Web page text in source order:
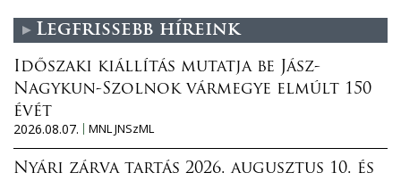
Legfrissebb híreink
Időszaki kiállítás mutatja be Jász-
Nagykun-Szolnok vármegye elmúlt 150
évét
2026.08.07.
MNL JNSzML
Nyári zárva tartás 2026. augusztus 10. és